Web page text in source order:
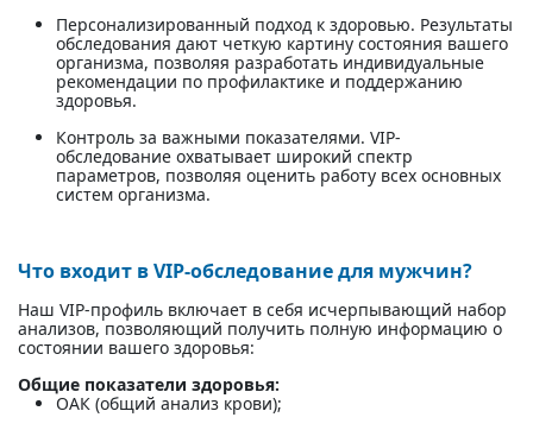
Персонализированный подход к здоровью. Результаты
обследования дают четкую картину состояния вашего
организма, позволяя разработать индивидуальные
рекомендации по профилактике и поддержанию
здоровья.
Контроль за важными показателями. VIP-
обследование охватывает широкий спектр
параметров, позволяя оценить работу всех основных
систем организма.
Что входит в VIP-обследование для мужчин?
Наш VIP-профиль включает в себя исчерпывающий набор
анализов, позволяющий получить полную информацию о
состоянии вашего здоровья:
Общие показатели здоровья:
ОАК (общий анализ крови);